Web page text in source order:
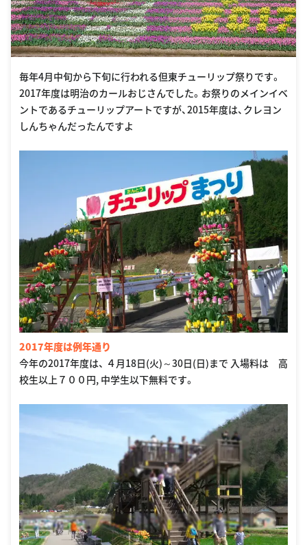
毎年4月中旬から下旬に行われる但東チューリップ祭りです。
2017年度は明治のカールおじさんでした。お祭りのメインイベ
ントであるチューリップアートですが、2015年度は、クレヨン
しんちゃんだったんですよ
2017年度は例年通り
今年の2017年度は、 ４月18日(火)～30日(日)まで 入場料は 高
校生以上７００円, 中学生以下無料です。